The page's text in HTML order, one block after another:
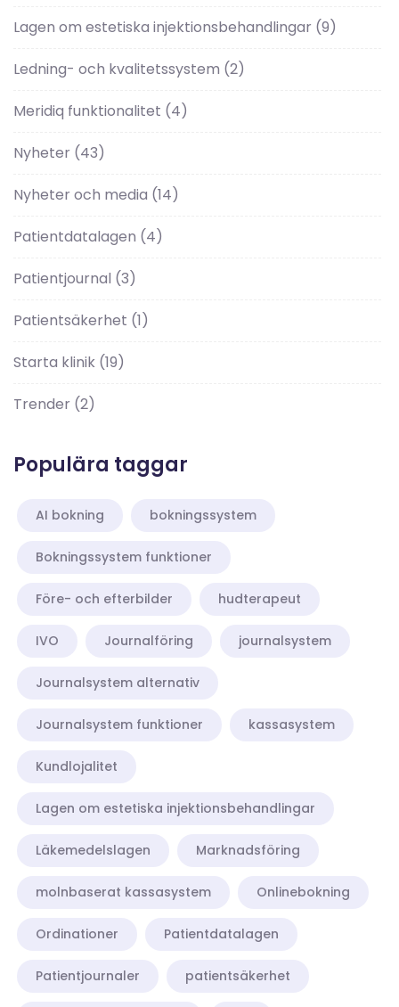
Lagen om estetiska injektionsbehandlingar (9)
Ledning- och kvalitetssystem (2)
Meridiq funktionalitet (4)
Nyheter (43)
Nyheter och media (14)
Patientdatalagen (4)
Patientjournal (3)
Patientsäkerhet (1)
Starta klinik (19)
Trender (2)
Populära taggar
AI bokning bokningssystem
Bokningssystem funktioner
Före- och efterbilder hudterapeut
IVO Journalföring journalsystem
Journalsystem alternativ
Journalsystem funktioner kassasystem
Kundlojalitet
Lagen om estetiska injektionsbehandlingar
Läkemedelslagen Marknadsföring
molnbaserat kassasystem Onlinebokning
Ordinationer Patientdatalagen
Patientjournaler patientsäkerhet